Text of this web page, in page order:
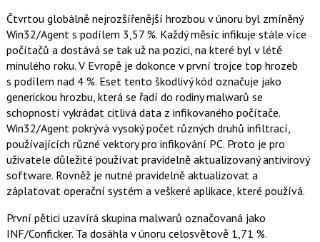
b
o
k
Čtvrtou globálně nejrozšířenější hrozbou v únoru byl zmíněný
Win32/Agent s podílem 3,57 %. Každý měsíc infikuje stále více
počítačů a dostává se tak už na pozici, na které byl v létě
minulého roku. V Evropě je dokonce v první trojce top hrozeb
s podílem nad 4 %. Eset tento škodlivý kód označuje jako
generickou hrozbu, která se řadí do rodiny malwarů se
schopností vykrádat citlivá data z infikovaného počítače.
Win32/Agent pokrývá vysoký počet různých druhů infiltrací,
používajících různé vektory pro infikování PC. Proto je pro
uživatele důležité používat pravidelně aktualizovaný antivirový
software. Rovněž je nutné pravidelně aktualizovat a
záplatovat operační systém a veškeré aplikace, které používá.
První pětici uzavírá skupina malwarů označovaná jako
INF/Conficker. Ta dosáhla v únoru celosvětově 1,71 %.